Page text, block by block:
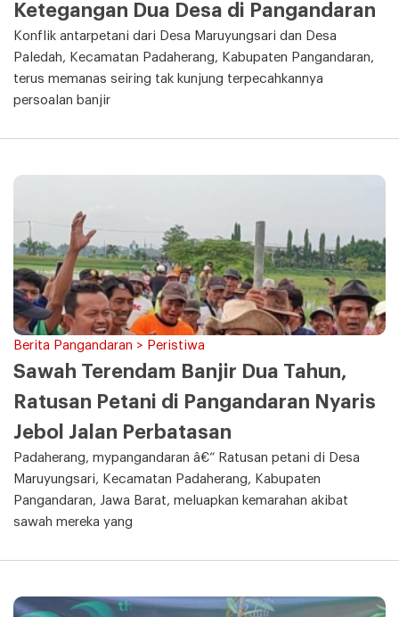
Ketegangan Dua Desa di Pangandaran
Konflik antarpetani dari Desa Maruyungsari dan Desa
Paledah, Kecamatan Padaherang, Kabupaten Pangandaran,
terus memanas seiring tak kunjung terpecahkannya
persoalan banjir
Berita Pangandaran > Peristiwa
Sawah Terendam Banjir Dua Tahun,
Ratusan Petani di Pangandaran Nyaris
Jebol Jalan Perbatasan
Padaherang, mypangandaran â€“ Ratusan petani di Desa
Maruyungsari, Kecamatan Padaherang, Kabupaten
Pangandaran, Jawa Barat, meluapkan kemarahan akibat
sawah mereka yang